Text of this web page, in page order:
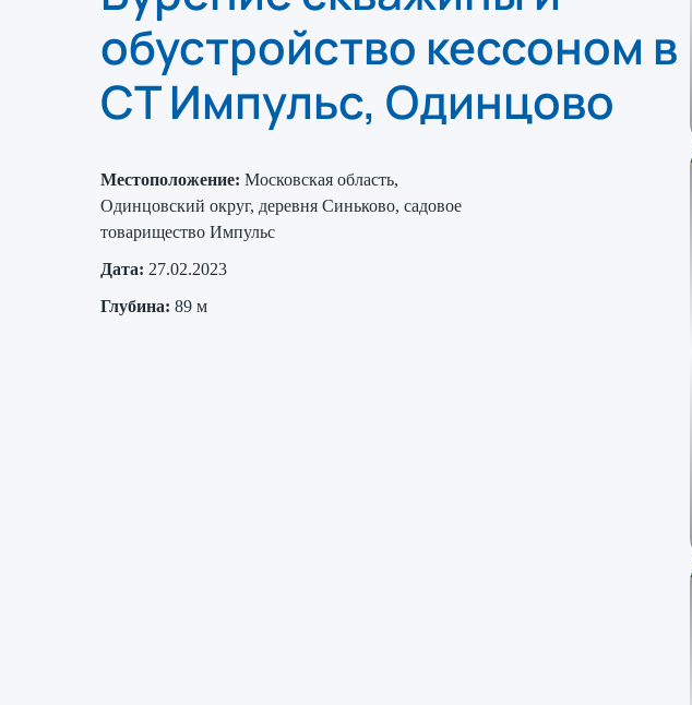
обустройство кессоном в
СТ Импульс, Одинцово
Местоположение: Московская область,
Одинцовский округ, деревня Синьково, садовое
товарищество Импульс
Дата: 27.02.2023
Глубина: 89 м